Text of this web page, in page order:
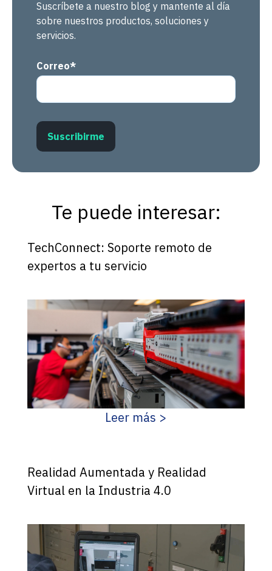
Suscríbete a nuestro blog y mantente al día
sobre nuestros productos, soluciones y
servicios.
Correo*
Te puede interesar:
TechConnect: Soporte remoto de
expertos a tu servicio
Leer más >
Realidad Aumentada y Realidad
Virtual en la Industria 4.0